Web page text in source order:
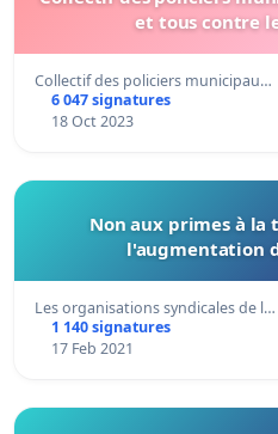
et tous contre
Collectif des policiers municipau…
6 047 signatures
18 Oct 2023
Non aux primes à la
l'augmentation
Les organisations syndicales de l…
1 140 signatures
17 Feb 2021